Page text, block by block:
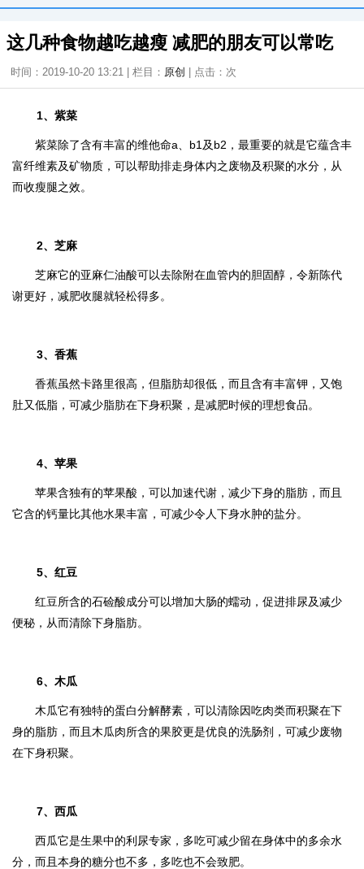
这几种食物越吃越瘦 减肥的朋友可以常吃
时间：2019-10-20 13:21 | 栏目： 原创 | 点击： 次
1、紫菜
紫菜除了含有丰富的维他命a、b1及b2，最重要的就是它蕴含丰
富纤维素及矿物质，可以帮助排走身体内之废物及积聚的水分，从
而收瘦腿之效。
2、芝麻
芝麻它的亚麻仁油酸可以去除附在血管内的胆固醇，令新陈代
谢更好，减肥收腿就轻松得多。
3、香蕉
香蕉虽然卡路里很高，但脂肪却很低，而且含有丰富钾，又饱
肚又低脂，可减少脂肪在下身积聚，是减肥时候的理想食品。
4、苹果
苹果含独有的苹果酸，可以加速代谢，减少下身的脂肪，而且
它含的钙量比其他水果丰富，可减少令人下身水肿的盐分。
5、红豆
红豆所含的石硷酸成分可以增加大肠的蠕动，促进排尿及减少
便秘，从而清除下身脂肪。
6、木瓜
木瓜它有独特的蛋白分解酵素，可以清除因吃肉类而积聚在下
身的脂肪，而且木瓜肉所含的果胶更是优良的洗肠剂，可减少废物
在下身积聚。
7、西瓜
西瓜它是生果中的利尿专家，多吃可减少留在身体中的多余水
分，而且本身的糖分也不多，多吃也不会致肥。